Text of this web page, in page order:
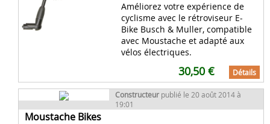
Améliorez votre expérience de
cyclisme avec le rétroviseur E-
Bike Busch & Muller, compatible
avec Moustache et adapté aux
vélos électriques.
30,50 € Détails
Constructeur publié le 20 août 2014 à
19:01
Moustache Bikes